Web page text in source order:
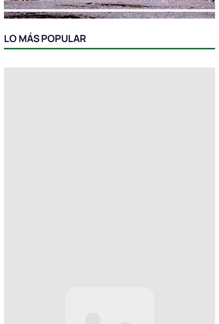
LO MÁS POPULAR